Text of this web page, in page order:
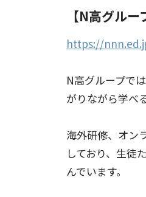
【N高グル
https://
N高グループで
がりながら学べ
海外研修、オン
しており、生徒
んでいます。